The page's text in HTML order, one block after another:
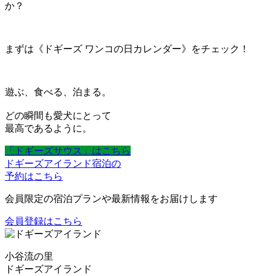
か？
まずは《ドギーズ ワンコの日カレンダー》をチェック！
遊ぶ、食べる、泊まる。
どの瞬間も愛犬にとって
最高であるように。
「ドギーズサウス」はこちら
ドギーズアイランド宿泊の
予約はこちら
会員限定の宿泊プランや最新情報をお届けします
会員登録はこちら
小谷流の里
ドギーズアイランド